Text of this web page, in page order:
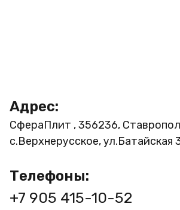
Адрес:
СфераПлит , 356236,
с.Верхнерусское, ул.Батайская
Телефоны:
+7 905 415-10-52